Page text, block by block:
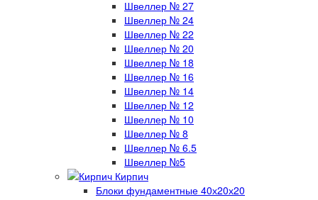
Швеллер № 27
Швеллер № 24
Швеллер № 22
Швеллер № 20
Швеллер № 18
Швеллер № 16
Швеллер № 14
Швеллер № 12
Швеллер № 10
Швеллер № 8
Швеллер № 6.5
Швеллер №5
Кирпич
Блоки фундаментные 40х20х20